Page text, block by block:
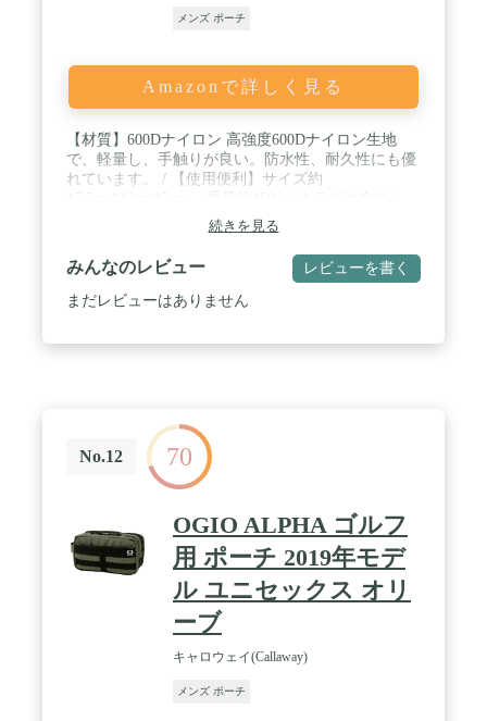
メンズ ポーチ
Amazonで詳しく見る
【材質】600Dナイロン 高強度600Dナイロン生地
で、軽量し、手触りが良い。防水性、耐久性にも優
れています。 / 【使用便利】サイズ約
軽量で、コンパクトのウエストバッグ・ウエストポ
ーチ ですけど、大容量です。小物の分類保管、取り
扱いしやすく、メイン収納スペース×2、内側ポケッ
ト×2、外側：スマホ用ポーチ、ペン収納。 / 【多用
途】スマホやカメラ、ボールペン、メモ帳などがし
着可能です。出先の持ち歩きに重宝です。
続きを見る
みんなのレビュー レビューを書く
まだレビューはありません
No.12 70
OGIO ALPHA ゴルフ
用 ポーチ 2019年モデ
ル ユニセックス オリ
ーブ
キャロウェイ(Callaway)
メンズ ポーチ